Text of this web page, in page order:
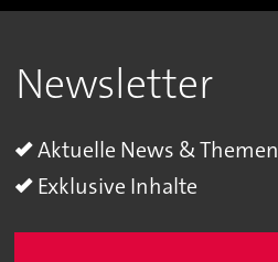
Newsletter
Aktuelle News & Themen
Exklusive Inhalte